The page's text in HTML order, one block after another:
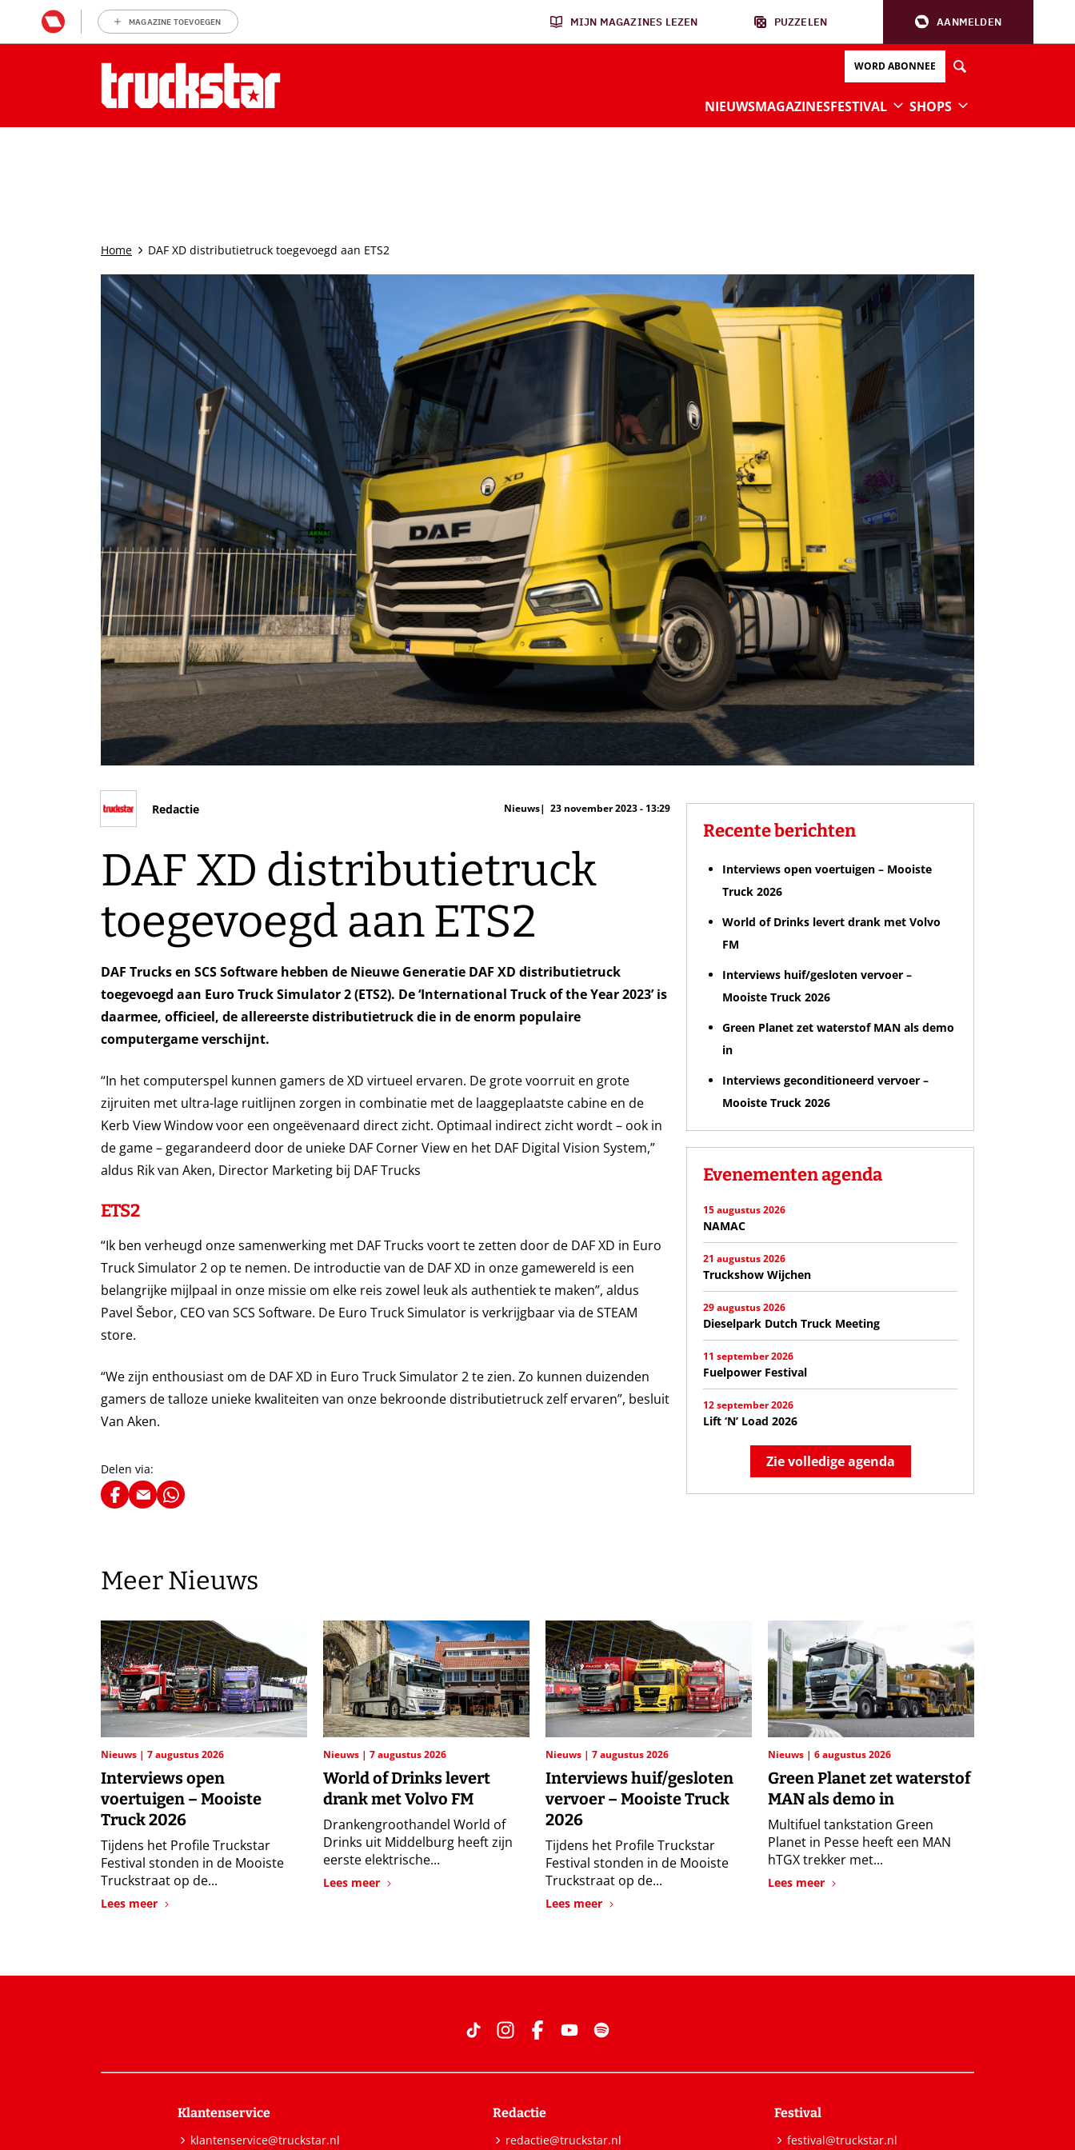
MAGAZINE TOEVOEGEN MIJN MAGAZINES LEZEN PUZZELEN AANMELDEN
WORD ABONNEE
NIEUWSMAGAZINESFESTIVAL SHOPS
Home DAF XD distributietruck toegevoegd aan ETS2
Redactie Nieuws 23 november 2023 - 13:29
DAF XD distributietruck
toegevoegd aan ETS2
DAF Trucks en SCS Software hebben de Nieuwe Generatie DAF XD distributietruck
toegevoegd aan Euro Truck Simulator 2 (ETS2). De ‘International Truck of the Year 2023’ is
daarmee, officieel, de allereerste distributietruck die in de enorm populaire
computergame verschijnt.
“In het computerspel kunnen gamers de XD virtueel ervaren. De grote voorruit en grote
zijruiten met ultra-lage ruitlijnen zorgen in combinatie met de laaggeplaatste cabine en de
Kerb View Window voor een ongeëvenaard direct zicht. Optimaal indirect zicht wordt – ook in
de game – gegarandeerd door de unieke DAF Corner View en het DAF Digital Vision System,”
aldus Rik van Aken, Director Marketing bij DAF Trucks
ETS2
“Ik ben verheugd onze samenwerking met DAF Trucks voort te zetten door de DAF XD in Euro
Truck Simulator 2 op te nemen. De introductie van de DAF XD in onze gamewereld is een
belangrijke mijlpaal in onze missie om elke reis zowel leuk als authentiek te maken”, aldus
Pavel Šebor, CEO van SCS Software. De Euro Truck Simulator is verkrijgbaar via de STEAM
store.
“We zijn enthousiast om de DAF XD in Euro Truck Simulator 2 te zien. Zo kunnen duizenden
gamers de talloze unieke kwaliteiten van onze bekroonde distributietruck zelf ervaren”, besluit
Van Aken.
Delen via:
Recente berichten
Interviews open voertuigen – Mooiste
Truck 2026
World of Drinks levert drank met Volvo
FM
Interviews huif/gesloten vervoer –
Mooiste Truck 2026
Green Planet zet waterstof MAN als demo
in
Interviews geconditioneerd vervoer –
Mooiste Truck 2026
Evenementen agenda
15 augustus 2026
NAMAC
21 augustus 2026
Truckshow Wijchen
29 augustus 2026
Dieselpark Dutch Truck Meeting
11 september 2026
Fuelpower Festival
12 september 2026
Lift ‘N’ Load 2026
Zie volledige agenda
Meer Nieuws
Nieuws 7 augustus 2026
Interviews open
voertuigen – Mooiste
Truck 2026
Tijdens het Profile Truckstar
Festival stonden in de Mooiste
Truckstraat op de...
Lees meer
Nieuws 7 augustus 2026
World of Drinks levert
drank met Volvo FM
Drankengroothandel World of
Drinks uit Middelburg heeft zijn
eerste elektrische...
Lees meer
Nieuws 7 augustus 2026
Interviews huif/gesloten
vervoer – Mooiste Truck
2026
Tijdens het Profile Truckstar
Festival stonden in de Mooiste
Truckstraat op de...
Lees meer
Nieuws 6 augustus 2026
Green Planet zet waterstof
MAN als demo in
Multifuel tankstation Green
Planet in Pesse heeft een MAN
hTGX trekker met...
Lees meer
Klantenservice
klantenservice@truckstar.nl
Redactie
redactie@truckstar.nl
Festival
festival@truckstar.nl